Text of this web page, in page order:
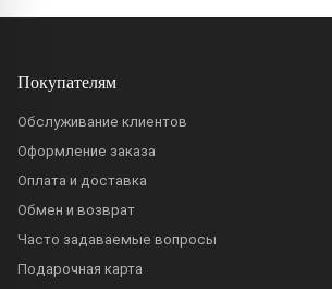
Покупателям
Обслуживание клиентов
Оформление заказа
Оплата и доставка
Обмен и возврат
Часто задаваемые вопросы
Подарочная карта